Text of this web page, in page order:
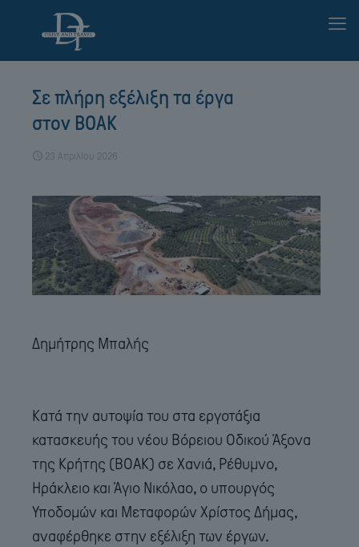
Σε πλήρη εξέλιξη τα έργα
στον ΒΟΑΚ
23 Απριλίου 2026
Δημήτρης Μπαλής
Κατά την αυτοψία του στα εργοτάξια
κατασκευής του νέου Βόρειου Οδικού Άξονα
της Κρήτης (ΒΟΑΚ) σε Χανιά, Ρέθυμνο,
Ηράκλειο και Άγιο Νικόλαο, ο υπουργός
Υποδομών και Μεταφορών Χρίστος Δήμας,
αναφέρθηκε στην εξέλιξη των έργων.